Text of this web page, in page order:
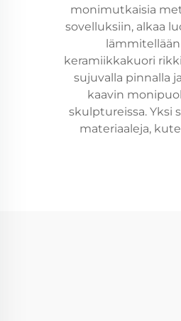
monimutkaisia
sovelluksiin, alkaa
keramiikkakuori
sujuvalla pinnalla
kaavin
skulptureissa. Yksi
materiaaleja,